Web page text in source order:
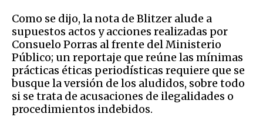
Como se dijo, la nota de Blitzer alude a
supuestos actos y acciones realizadas por
Consuelo Porras al frente del Ministerio
Público; un reportaje que reúne las mínimas
prácticas éticas periodísticas requiere que se
busque la versión de los aludidos, sobre todo
si se trata de acusaciones de ilegalidades o
procedimientos indebidos.